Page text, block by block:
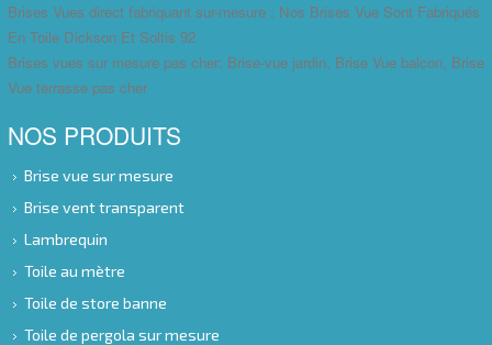
Brises Vues direct fabriquant sur-mesure : Nos Brises Vue Sont Fabriqués
En Toile Dickson Et Soltis 92
Brises vues sur mesure pas cher: Brise-vue jardin, Brise Vue balcon, Brise
Vue terrasse pas cher
NOS PRODUITS
Brise vue sur mesure
Brise vent transparent
Lambrequin
Toile au mètre
Toile de store banne
Toile de pergola sur mesure